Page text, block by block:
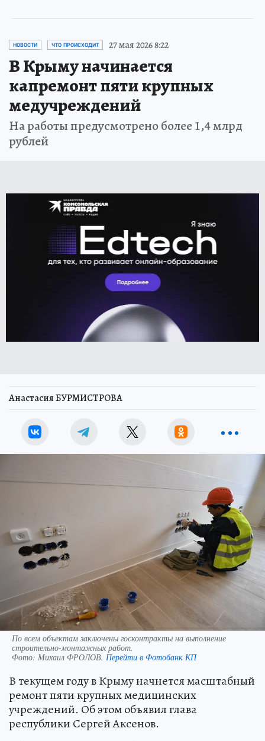
НОВОСТИ ЧТО ПРОИСХОДИТ 27 мая 2026 8:22
В Крыму начинается
капремонт пяти крупных
медучреждений
На работы предусмотрено более 1,4 млрд
рублей
Анастасия БУРМИСТРОВА
По всем объектам заключены госконтракты на выполнение
строительно-монтажных работ.
Фото: Михаил ФРОЛОВ. Перейти в Фотобанк КП
В текущем году в Крыму начнется масштабный
ремонт пяти крупных медицинских
учреждений. Об этом объявил глава
республики Сергей Аксенов.